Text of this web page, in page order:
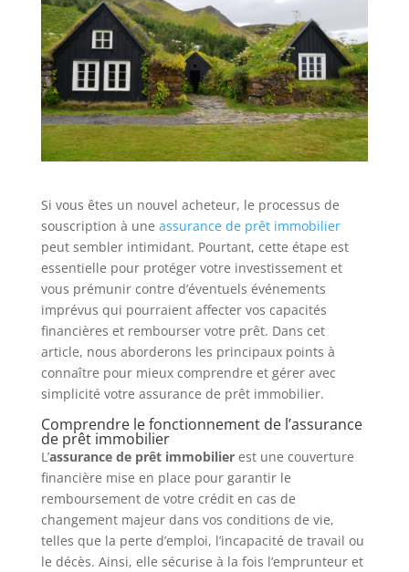
Si vous êtes un nouvel acheteur, le processus de
souscription à une assurance de prêt immobilier
peut sembler intimidant. Pourtant, cette étape est
essentielle pour protéger votre investissement et
vous prémunir contre d’éventuels événements
imprévus qui pourraient affecter vos capacités
financières et rembourser votre prêt. Dans cet
article, nous aborderons les principaux points à
connaître pour mieux comprendre et gérer avec
simplicité votre assurance de prêt immobilier.
Comprendre le fonctionnement de l’assurance
de prêt immobilier
L’assurance de prêt immobilierest une couverture
financière mise en place pour garantir le
remboursement de votre crédit en cas de
changement majeur dans vos conditions de vie,
telles que la perte d’emploi, l’incapacité de travail ou
le décès. Ainsi, elle sécurise à la fois l’emprunteur et